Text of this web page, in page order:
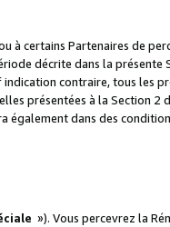
à certains Partenaires de
décrite dans la présente
contraire, tous les
présentées à la Section 2
également dans des
»). Vous percevrez la